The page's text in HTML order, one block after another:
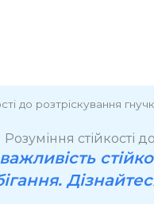
до розтріскування
Розуміння стійкості